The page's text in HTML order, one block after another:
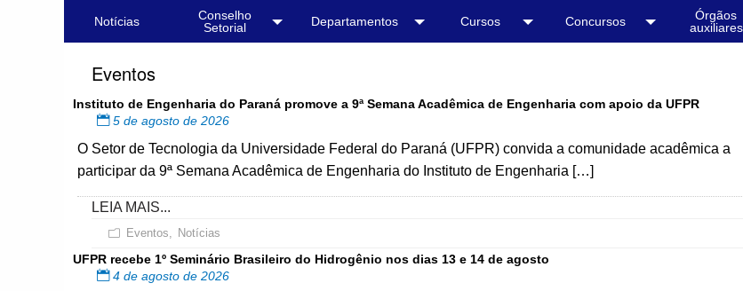
Notícias
Conselho
Setorial
Departamentos Cursos Concursos
Órgãos
auxiliares
Eventos
Instituto de Engenharia do Paraná promove a 9ª Semana Acadêmica de Engenharia com apoio da UFPR
5 de agosto de 2026
O Setor de Tecnologia da Universidade Federal do Paraná (UFPR) convida a comunidade acadêmica a
participar da 9ª Semana Acadêmica de Engenharia do Instituto de Engenharia […]
LEIA MAIS...
Eventos, Notícias
UFPR recebe 1º Seminário Brasileiro do Hidrogênio nos dias 13 e 14 de agosto
4 de agosto de 2026